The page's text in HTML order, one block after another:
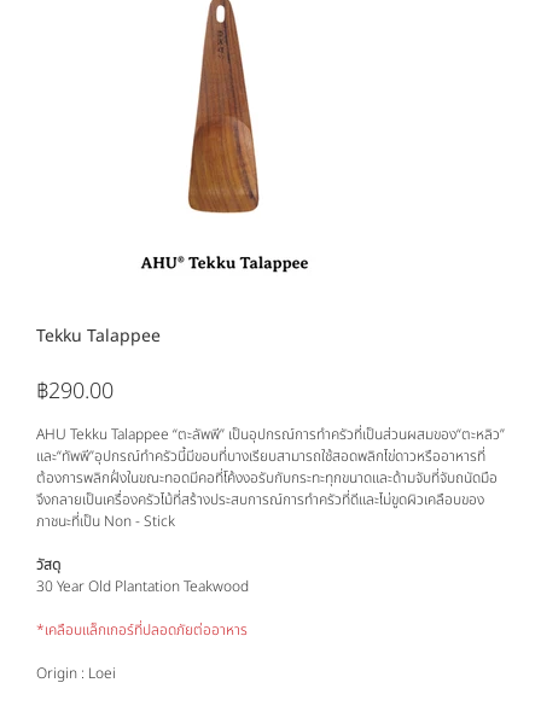
Tekku Talappee
ราคา
฿290.00
AHU Tekku Talappee “ตะลัพพี” เป็นอุปกรณ์การทำครัวที่เป็นส่วนผสมของ“ตะหลิว”
และ“ทัพพี”อุปกรณ์ทำครัวนี้มีขอบที่บางเรียบสามารถใช้สอดพลิกไข่ดาวหรืออาหารที่
ต้องการพลิกฝั่งในขณะทอดมีคอที่โค้งงอรับกับกระทะทุกขนาดและด้ามจับที่จับถนัดมือ
จึงกลายเป็นเครื่องครัวไม้ที่สร้างประสบการณ์การทำครัวที่ดีและไม่ขูดผิวเคลือบของ
ภาชนะที่เป็นNon - Stick
วัสดุ
30 Year Old Plantation Teakwood
*เคลือบแล็กเกอร์ที่ปลอดภัยต่ออาหาร
Origin : Loei